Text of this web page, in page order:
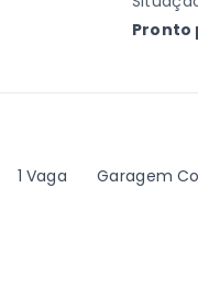
Pronto
1 Vaga Garagem